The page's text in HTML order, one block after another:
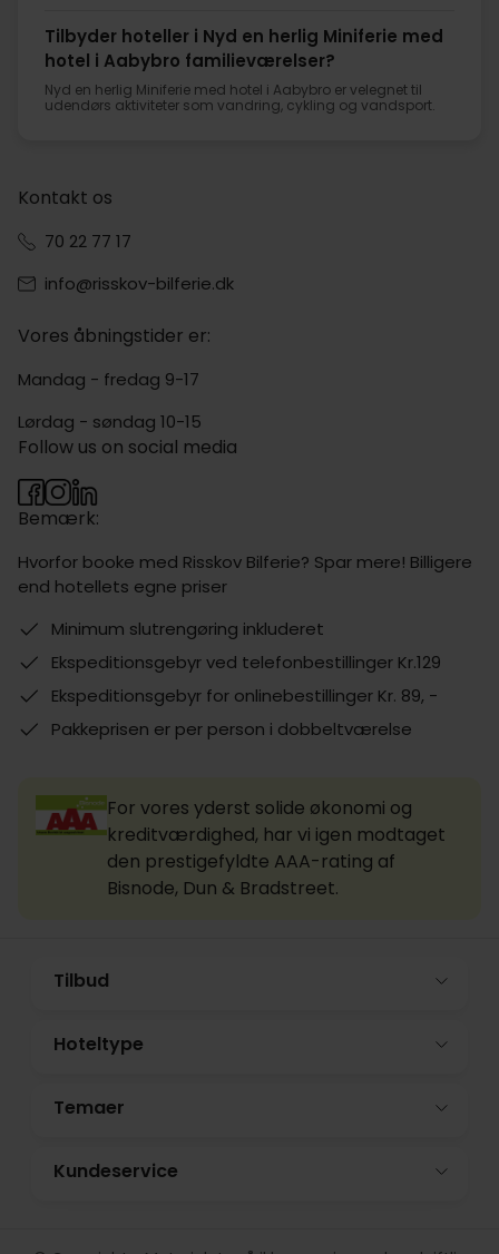
Tilbyder hoteller i Nyd en herlig Miniferie med
hotel i Aabybro familieværelser?
Nyd en herlig Miniferie med hotel i Aabybro er velegnet til
udendørs aktiviteter som vandring, cykling og vandsport.
Kontakt os
70 22 77 17
info@risskov-bilferie.dk
Vores åbningstider er:
Mandag - fredag 9-17
Lørdag - søndag 10-15
Bemærk:
Hvorfor booke med Risskov Bilferie? Spar mere! Billigere
end hotellets egne priser
Minimum slutrengøring inkluderet
Ekspeditionsgebyr ved telefonbestillinger Kr.129
Ekspeditionsgebyr for onlinebestillinger Kr. 89, -
Pakkeprisen er per person i dobbeltværelse
Follow us on social media
For vores yderst solide økonomi og
kreditværdighed, har vi igen modtaget
den prestigefyldte AAA-rating af
Bisnode, Dun & Bradstreet.
Tilbud
Hoteltype
Temaer
Kundeservice